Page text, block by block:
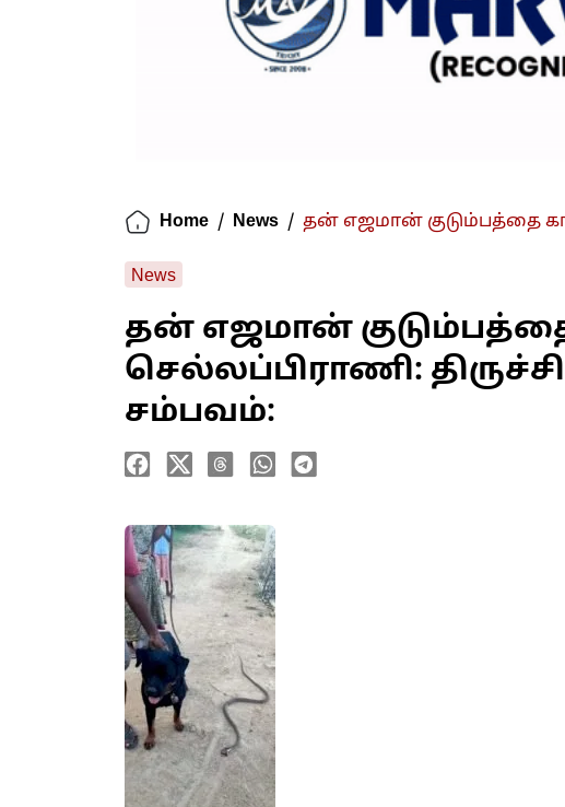
Home / News / தன் எஜமான் குடும்பத்தை
News
தன் எஜமான்
செல்லப்பிராணி:
சம்பவம்: